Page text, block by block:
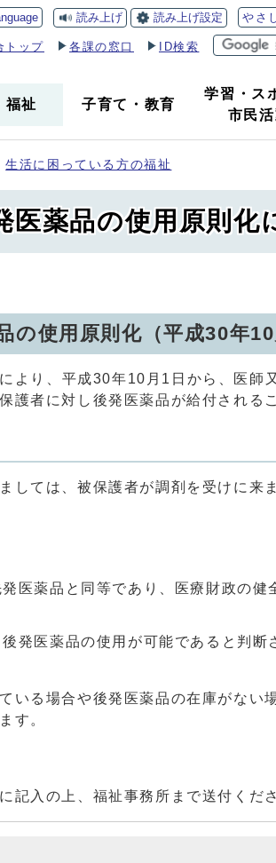
読み上げ 読み上げ設定 やさ
トップ 各課の窓口 ID検索
福祉 子育て ・ 教育
学習・ス
市民
生活に困っている方の福祉
医薬品の使用原則化
使用原則化（平成30年10
より、平成30年10月1日から、医師
護者に対し後発医薬品が給付される
しては、被保護者が調剤を受けに
医薬品と同等であり、医療財政の
発医薬品の使用が可能であると判
る場合や後発医薬品の在庫がない
す。
記入の上、福祉事務所まで送付くだ